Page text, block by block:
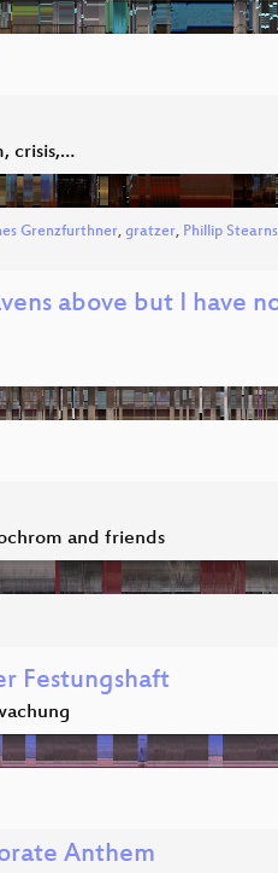
crisis,…
Grenzfurthner, gratzer, Phillip Stearns
above but I have
and friends
Festungshaft
Anthem